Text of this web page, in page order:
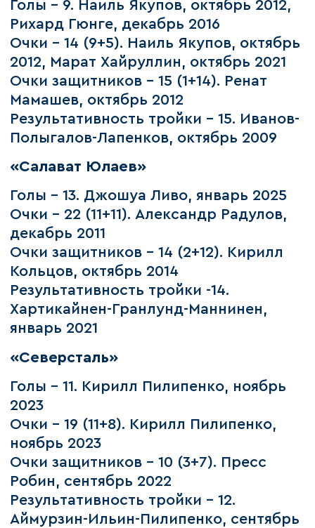
Голы – 9. Наиль Якупов, октябрь 2012,
Рихард Гюнге, декабрь 2016
Очки – 14 (9+5). Наиль Якупов, октябрь
2012, Марат Хайруллин, октябрь 2021
Очки защитников – 15 (1+14). Ренат
Мамашев, октябрь 2012
Результативность тройки – 15. Иванов-
Полыгалов-Лапенков, октябрь 2009
«Салават Юлаев»
Голы – 13. Джошуа Ливо, январь 2025
Очки – 22 (11+11). Александр Радулов,
декабрь 2011
Очки защитников – 14 (2+12). Кирилл
Кольцов, октябрь 2014
Результативность тройки -14.
Хартикайнен-Гранлунд-Маннинен,
январь 2021
«Северсталь»
Голы – 11. Кирилл Пилипенко, ноябрь
2023
Очки – 19 (11+8). Кирилл Пилипенко,
ноябрь 2023
Очки защитников – 10 (3+7). Пресс
Робин, сентябрь 2022
Результативность тройки – 12.
Аймурзин-Ильин-Пилипенко, сентябрь